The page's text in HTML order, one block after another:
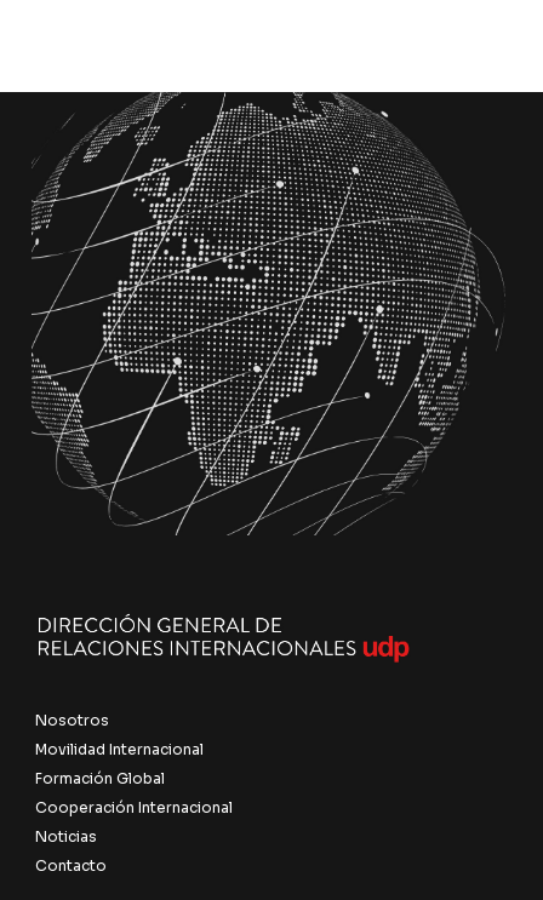
Nosotros
Movilidad Internacional
Formación Global
Cooperación Internacional
Noticias
Contacto